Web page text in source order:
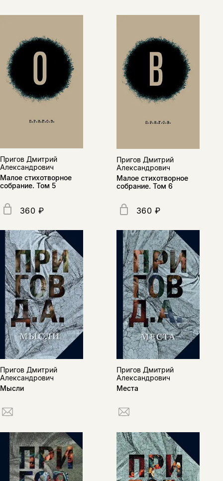
Пригов Дмитрий
Александрович
Малое стихотворное
собрание. Том 5
360 ₽
Пригов Дмитрий
Александрович
Малое стихотворное
собрание. Том 6
360 ₽
Пригов Дмитрий
Александрович
Мысли
Пригов Дмитрий
Александрович
Места